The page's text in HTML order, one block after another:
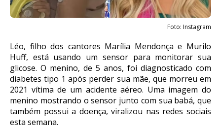
Foto: Instagram
Léo, filho dos cantores Marília Mendonça e Murilo
Huff, está usando um sensor para monitorar sua
glicose. O menino, de 5 anos, foi diagnosticado com
diabetes tipo 1 após perder sua mãe, que morreu em
2021 vítima de um acidente aéreo. Uma imagem do
menino mostrando o sensor junto com sua babá, que
também possui a doença, viralizou nas redes sociais
esta semana.